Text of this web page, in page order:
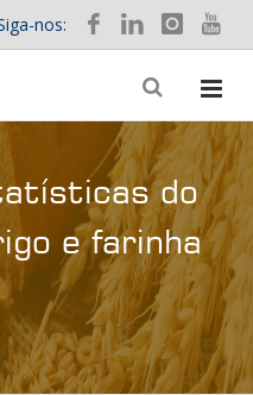
nos:
do
e farinha